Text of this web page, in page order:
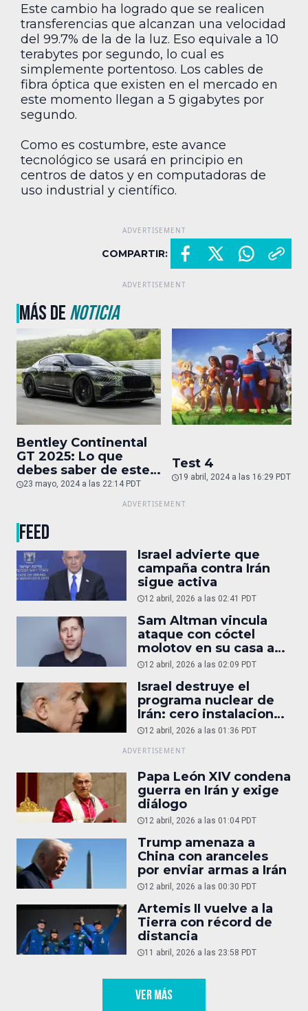
Este cambio ha logrado que se realicen
transferencias que alcanzan una velocidad
del 99.7% de la de la luz. Eso equivale a 10
terabytes por segundo, lo cual es
simplemente portentoso. Los cables de
fibra óptica que existen en el mercado en
este momento llegan a 5 gigabytes por
segundo.
Como es costumbre, este avance
tecnológico se usará en principio en
centros de datos y en computadoras de
uso industrial y científico.
COMPARTIR:
MÁS DENOTICIA
Bentley Continental
GT 2025: Lo que
debes saber de este
auto de superlujo
23 mayo, 2024 a las 22:14 PDT
Test 4
19 abril, 2024 a las 16:29 PDT
FEED
Israel advierte que
campaña contra Irán
sigue activa
12 abril, 2026 a las 02:41 PDT
Sam Altman vincula
ataque con cóctel
molotov en su casa a
reportaje
12 abril, 2026 a las 02:09 PDT
Israel destruye el
programa nuclear de
Irán: cero instalaciones
operativas
12 abril, 2026 a las 01:36 PDT
Papa León XIV condena
guerra en Irán y exige
diálogo
12 abril, 2026 a las 01:04 PDT
Trump amenaza a
China con aranceles
por enviar armas a Irán
12 abril, 2026 a las 00:30 PDT
Artemis II vuelve a la
Tierra con récord de
distancia
11 abril, 2026 a las 23:58 PDT
VER MÁS